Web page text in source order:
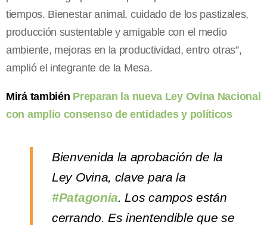
tiempos. Bienestar animal, cuidado de los pastizales,
producción sustentable y amigable con el medio
ambiente, mejoras en la productividad, entro otras”,
amplió el integrante de la Mesa.
Mirá también Preparan la nueva Ley Ovina Nacional
con amplio consenso de entidades y políticos
Bienvenida la aprobación de la
Ley Ovina, clave para la
#Patagonia. Los campos están
cerrando. Es inentendible que se